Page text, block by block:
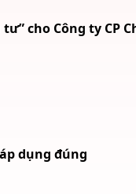
cho Công ty CP
dụng đúng